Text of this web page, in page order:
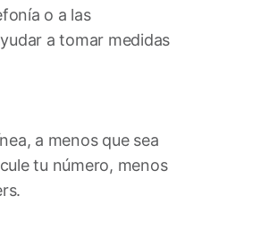
o a las
a tomar medidas
a menos que sea
tu número, menos